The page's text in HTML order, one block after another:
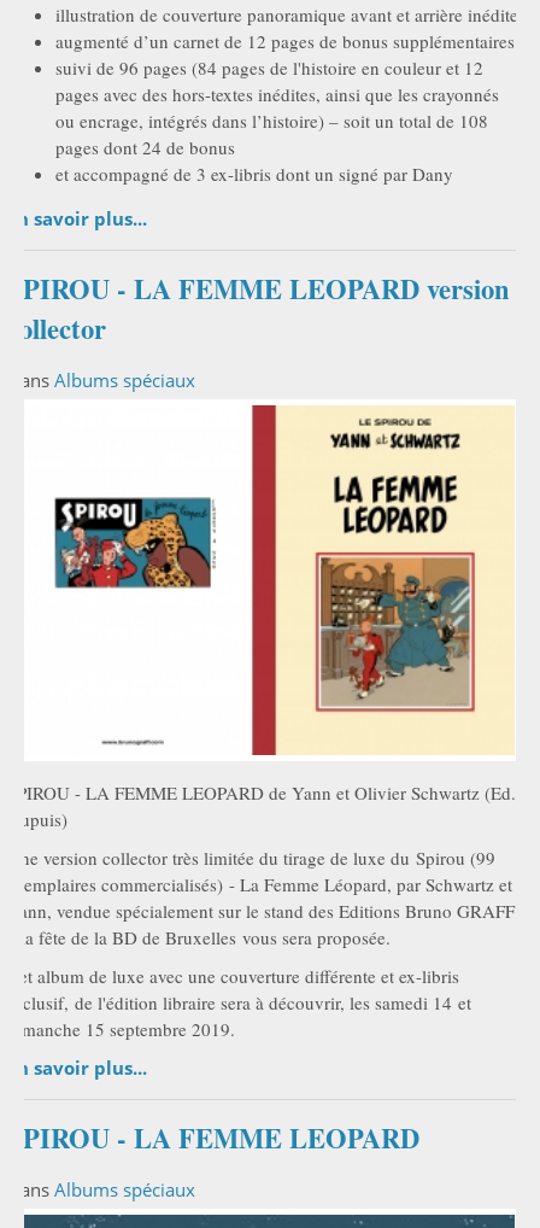
illustration de couverture panoramique avant et arrière inédite
augmenté d’un carnet de 12 pages de bonus supplémentaires
suivi de 96 pages (84 pages de l'histoire en couleur et 12
pages avec des hors-textes inédites, ainsi que les crayonnés
ou encrage, intégrés dans l’histoire) – soit un total de 108
pages dont 24 de bonus
et accompagné de 3 ex-libris dont un signé par Dany
En savoir plus...
SPIROU - LA FEMME LEOPARD version
collector
Dans Albums spéciaux
SPIROU - LA FEMME LEOPARD de Yann et Olivier Schwartz (Ed.
Dupuis)
Une version collector très limitée du tirage de luxe du Spirou (99
exemplaires commercialisés) - La Femme Léopard, par Schwartz et
Yann, vendue spécialement sur le stand des Editions Bruno GRAFF
à la fête de la BD de Bruxelles vous sera proposée.
Cet album de luxe avec une couverture différente et ex-libris
exclusif, de l'édition libraire sera à découvrir, les samedi 14 et
dimanche 15 septembre 2019.
En savoir plus...
SPIROU - LA FEMME LEOPARD
Dans Albums spéciaux